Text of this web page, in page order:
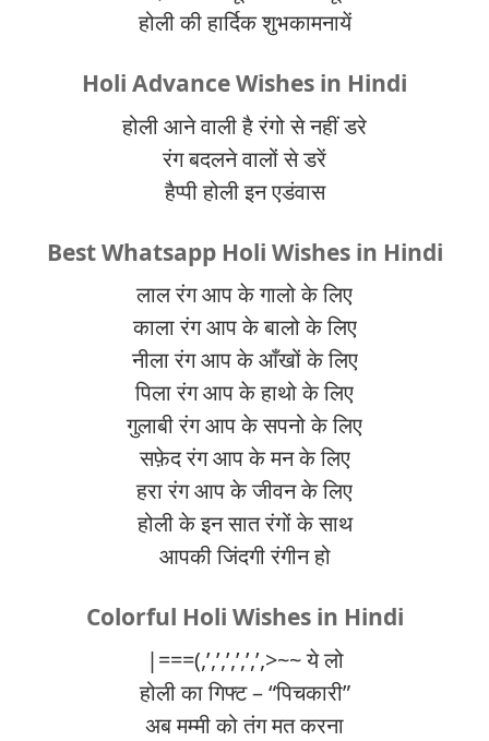
होली की हार्दिक शुभकामनायें
Holi Advance Wishes in Hindi
होली आने वाली है रंगो से नहीं डरे
रंग बदलने वालों से डरें
हैप्पी होली इन एडंवास
Best Whatsapp Holi Wishes in Hindi
लाल रंग आप के गालो के लिए
काला रंग आप के बालो के लिए
नीला रंग आप के आँखों के लिए
पिला रंग आप के हाथो के लिए
गुलाबी रंग आप के सपनो के लिए
सफ़ेद रंग आप के मन के लिए
हरा रंग आप के जीवन के लिए
होली के इन सात रंगों के साथ
आपकी जिंदगी रंगीन हो
Colorful Holi Wishes in Hindi
|===(,’,’,’,’,’,’,>~~ ये लो
होली का गिफ्ट – “पिचकारी”
अब मम्मी को तंग मत करना